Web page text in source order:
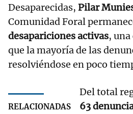
Desaparecidas, Pilar
Comunidad Foral
desapariciones activas,
que la mayoría de las
resolviéndose en poco
RELACIONADAS
Del total
63